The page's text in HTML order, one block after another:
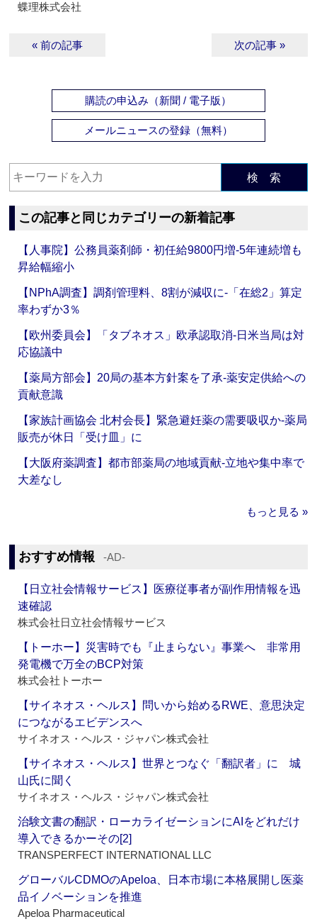
蝶理株式会社
« 前の記事 次の記事 »
購読の申込み（新聞 / 電子版）
メールニュースの登録（無料）
検 索
この記事と同じカテゴリーの新着記事
【人事院】公務員薬剤師・初任給9800円増‐5年連続増も
昇給幅縮小
【NPhA調査】調剤管理料、8割が減収に‐「在総2」算定
率わずか3％
【欧州委員会】「タブネオス」欧承認取消‐日米当局は対
応協議中
【薬局方部会】20局の基本方針案を了承‐薬安定供給への
貢献意識
【家族計画協会 北村会長】緊急避妊薬の需要吸収か‐薬局
販売が休日「受け皿」に
【大阪府薬調査】都市部薬局の地域貢献‐立地や集中率で
大差なし
もっと見る »
おすすめ情報 ‐AD‐
【日立社会情報サービス】医療従事者が副作用情報を迅
速確認
株式会社日立社会情報サービス
【トーホー】災害時でも『止まらない』事業へ 非常用
発電機で万全のBCP対策
株式会社トーホー
【サイネオス・ヘルス】問いから始めるRWE、意思決定
につながるエビデンスへ
サイネオス・ヘルス・ジャパン株式会社
【サイネオス・ヘルス】世界とつなぐ「翻訳者」に 城
山氏に聞く
サイネオス・ヘルス・ジャパン株式会社
治験文書の翻訳・ローカライゼーションにAIをどれだけ
導入できるかーその[2]
TRANSPERFECT INTERNATIONAL LLC
グローバルCDMOのApeloa、日本市場に本格展開し医薬
品イノベーションを推進
Apeloa Pharmaceutical